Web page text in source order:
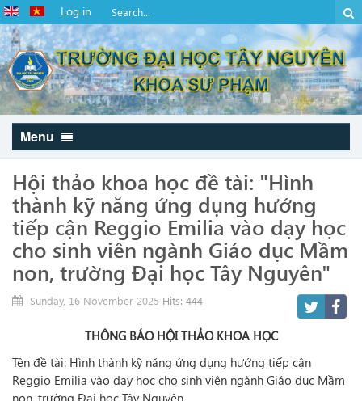
Log in
Menu
Hội thảo khoa học đề tài: "Hình
thành kỹ năng ứng dụng hướng
tiếp cận Reggio Emilia vào dạy học
cho sinh viên ngành Giáo dục Mầm
non, trường Đại học Tây Nguyên"
Sunday, 16 November 2025 Hits: 444
THÔNG BÁO HỘI THẢO KHOA HỌC
Tên đề tài: Hình thành kỹ năng ứng dụng hướng tiếp cận
Reggio Emilia vào dạy học cho sinh viên ngành Giáo dục Mầm
non, trường Đại học Tây Nguyên